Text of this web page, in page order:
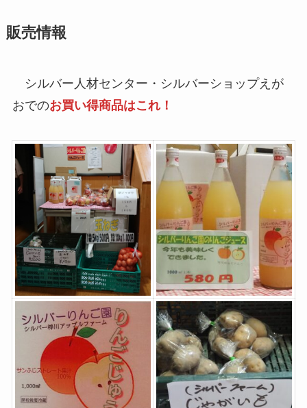
販売情報
シルバー人材センター・シルバーショップえが
おでのお買い得商品はこれ！